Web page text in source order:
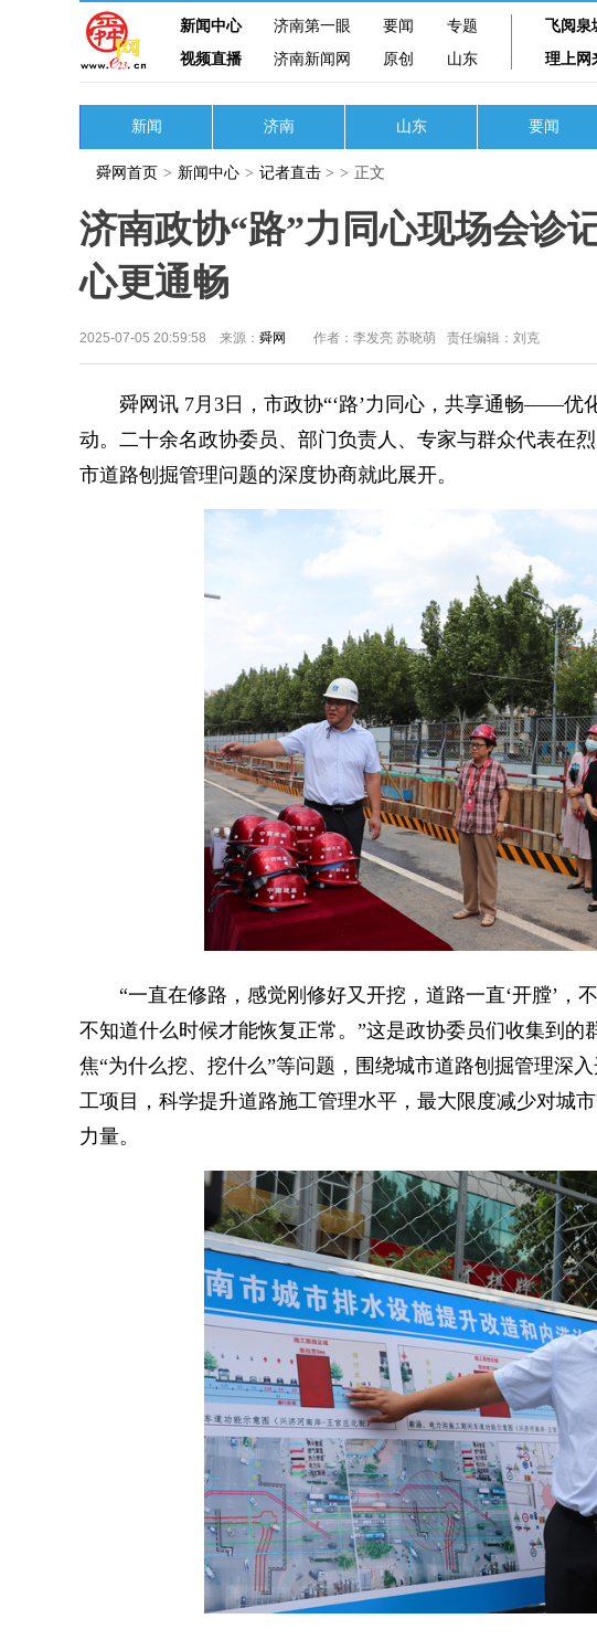
新闻中心 济南第一眼 要闻
专题
视频直播
济南新闻网 原创 山东
飞阅泉
理上网
新闻 济南 山东 要闻
舜网首页 > 新闻中心 > 记者直击 > > 正文
济南政协“路”力同心现场会诊
心更通畅
2025-07-05 20:59:58 来源： 舜网 作者：李发亮 苏晓萌 责任编辑：刘克
舜网讯 7月3日，市政协“‘路’力同心，共享通畅——优
动。二十余名政协委员、部门负责人、专家与群众代表在
市道路刨掘管理问题的深度协商就此展开。
“一直在修路，感觉刚修好又开挖，道路一直‘开膛’，
不知道什么时候才能恢复正常。”这是政协委员们收集到
焦“为什么挖、挖什么”等问题，围绕城市道路刨掘管理深
工项目，科学提升道路施工管理水平，最大限度减少对城
力量。